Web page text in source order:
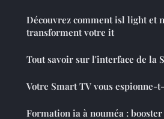
Découvrez comment isl light et
transforment votre it
Tout savoir sur l'interface de la
Votre Smart TV vous espionne-
Formation ia à nouméa :